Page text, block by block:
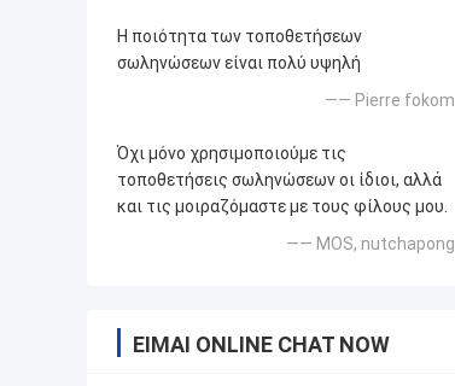
Η ποιότητα των τοποθετήσεων
σωληνώσεων είναι πολύ υψηλή
—— Pierre fokom
Όχι μόνο χρησιμοποιούμε τις
τοποθετήσεις σωληνώσεων οι ίδιοι, αλλά
και τις μοιραζόμαστε με τους φίλους μου.
—— MOS, nutchapong
ΕΊΜΑΙ ONLINE CHAT NOW